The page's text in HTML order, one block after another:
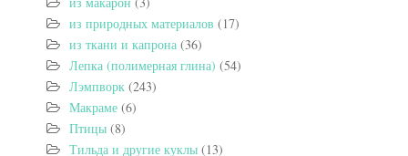
из природных материалов (17)
из ткани и капрона (36)
Лепка (полимерная глина) (54)
Лэмпворк (243)
Макраме (6)
Птицы (8)
Тильда и другие куклы (13)